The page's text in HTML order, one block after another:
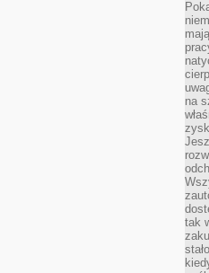
na
tak